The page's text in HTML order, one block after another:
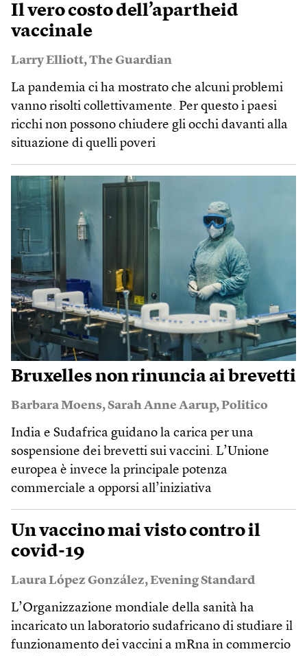
Il vero costo dell’apartheid
vaccinale
Larry Elliott,The Guardian
La pandemia ci ha mostrato che alcuni problemi
vanno risolti collettivamente. Per questo i paesi
ricchi non possono chiudere gli occhi davanti alla
situazione di quelli poveri
Bruxelles non rinuncia ai brevetti
Barbara Moens,Sarah Anne Aarup,Politico
India e Sudafrica guidano la carica per una
sospensione dei brevetti sui vaccini. L’Unione
europea è invece la principale potenza
commerciale a opporsi all’iniziativa
Un vaccino mai visto contro il
covid-19
Laura López González,Evening Standard
L’Organizzazione mondiale della sanità ha
incaricato un laboratorio sudafricano di studiare il
funzionamento dei vaccini a mRna in commercio